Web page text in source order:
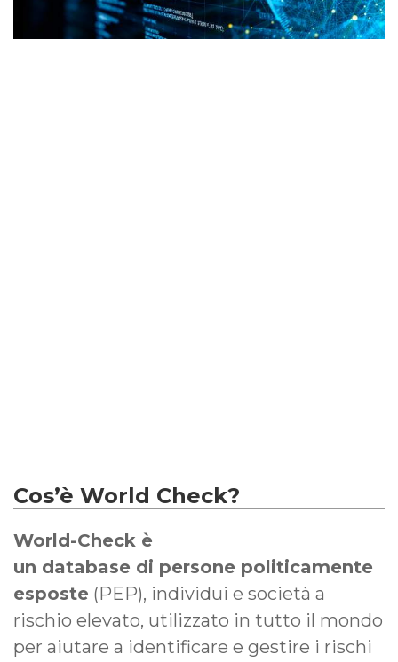
Cos’è World Check?
World-Check è
un database di persone politicamente
esposte (PEP), individui e società a
rischio elevato, utilizzato in tutto il mondo
per aiutare a identificare e gestire i rischi